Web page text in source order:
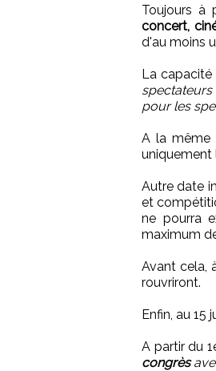
Toujours à
concert,
d'au moins
La capacité
pour les
A la même
uniquement
Autre date
et
ne pourra
maximum
Avant cela,
rouvriront.
Enfin, au 15
A partir du
congrès